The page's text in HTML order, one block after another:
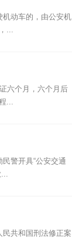
机动车的，由公安机
...
六个月，六个月后
...
警开具“公安交通
...
共和国刑法修正案